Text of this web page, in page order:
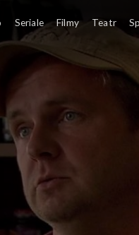
Seriale Filmy Teatr